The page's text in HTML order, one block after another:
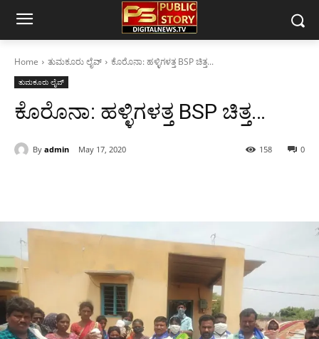
Home ತುಮಕೂರು ಲೈವ್ ಕೊರೊ‌ನಾ: ಹಳ್ಳಿಗಳತ್ತ BSP‌ ಚಿತ್ತ...
ತುಮಕೂರು ಲೈವ್
ಕೊರೊ‌ನಾ: ಹಳ್ಳಿಗಳತ್ತ BSP‌ ಚಿತ್ತ…
By admin May 17, 2020 0
158